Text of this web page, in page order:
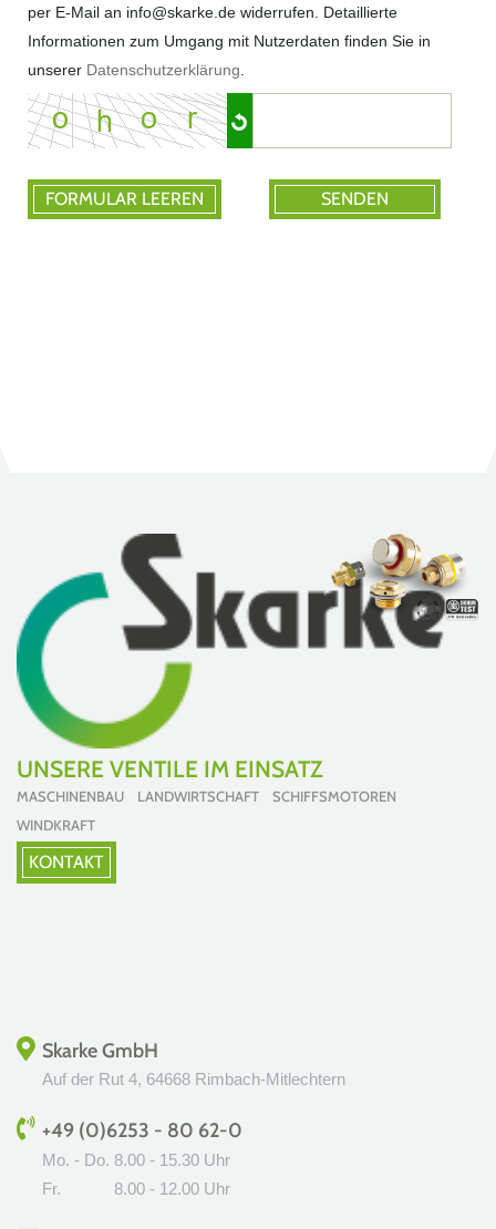
per E-Mail an info@skarke.de widerrufen. Detaillierte
Informationen zum Umgang mit Nutzerdaten finden Sie in
unserer Datenschutzerklärung
FORMULAR LEEREN SENDEN
UNSERE VENTILE IM EINSATZ
MASCHINENBAU LANDWIRTSCHAFT SCHIFFSMOTOREN
WINDKRAFT
KONTAKT
Skarke GmbH
Auf der Rut 4, 64668 Rimbach-Mitlechtern
+49 (0)6253 - 80 62-0
Mo. - Do. 8.00 - 15.30 Uhr
Fr.
8.00 - 12.00 Uhr